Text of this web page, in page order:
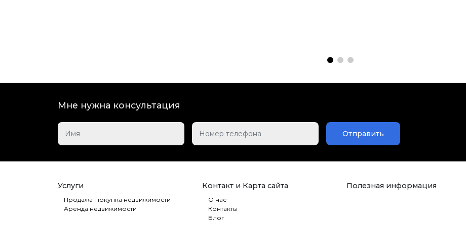
Мне нужна консультация
Отправить
Услуги
Продажа-покупка недвижимости
Аренда недвижимости
Контакт и Карта сайта
О нас
Контакты
Блог
Полезная информация